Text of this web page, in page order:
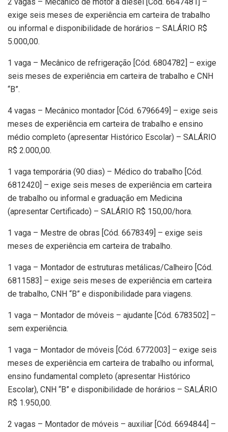
exige seis meses de experiência em carteira de trabalho
ou informal e disponibilidade de horários – SALÁRIO R$
5.000,00.
1 vaga – Mecânico de refrigeração [Cód. 6804782] – exige
seis meses de experiência em carteira de trabalho e CNH
“B”.
4 vagas – Mecânico montador [Cód. 6796649] – exige seis
meses de experiência em carteira de trabalho e ensino
médio completo (apresentar Histórico Escolar) – SALÁRIO
R$ 2.000,00.
1 vaga temporária (90 dias) – Médico do trabalho [Cód.
6812420] – exige seis meses de experiência em carteira
de trabalho ou informal e graduação em Medicina
(apresentar Certificado) – SALÁRIO R$ 150,00/hora.
1 vaga – Mestre de obras [Cód. 6678349] – exige seis
meses de experiência em carteira de trabalho.
1 vaga – Montador de estruturas metálicas/Calheiro [Cód.
6811583] – exige seis meses de experiência em carteira
de trabalho, CNH “B” e disponibilidade para viagens.
1 vaga – Montador de móveis – ajudante [Cód. 6783502] –
sem experiência.
1 vaga – Montador de móveis [Cód. 6772003] – exige seis
meses de experiência em carteira de trabalho ou informal,
ensino fundamental completo (apresentar Histórico
Escolar), CNH “B” e disponibilidade de horários – SALÁRIO
R$ 1.950,00.
2 vagas – Montador de móveis – auxiliar [Cód. 6694844] –